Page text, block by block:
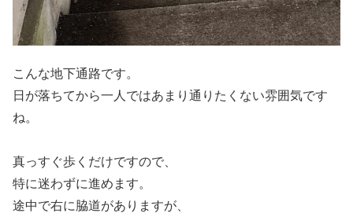
こんな地下通路です。
日が落ちてから一人ではあまり通りたくない雰囲気です
ね。
真っすぐ歩くだけですので、
特に迷わずに進めます。
途中で右に脇道がありますが、